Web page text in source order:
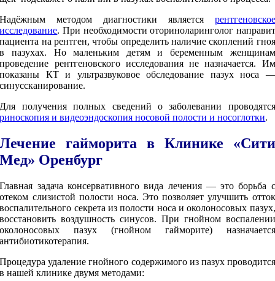
Надёжным методом диагностики является рентгеновское
исследование. При необходимости оториноларинголог направит
пациента на рентген, чтобы определить наличие скоплений гноя
в пазухах. Но маленьким детям и беременным женщинам
проведение рентгеновского исследования не назначается. Им
показаны КТ и ультразвуковое обследование пазух носа —
синуссканирование.
Для получения полных сведений о заболевании проводятся
риноскопия и видеоэндоскопия носовой полости и носоглотки.
Лечение гайморита в Клинике «Сити
Мед» Оренбург
Главная задача консервативного вида лечения — это борьба с
отеком слизистой полости носа. Это позволяет улучшить отток
воспалительного секрета из полости носа и околоносовых пазух,
восстановить воздушность синусов. При гнойном воспалении
околоносовых пазух (гнойном гайморите) назначается
антибиотикотерапия.
Процедура удаление гнойного содержимого из пазух проводится
в нашей клинике двумя методами: